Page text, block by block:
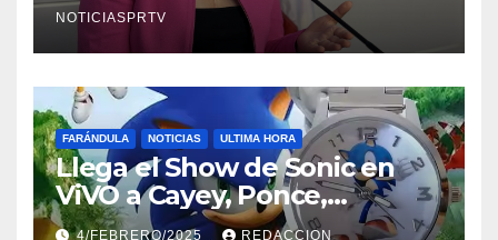
NOTICIASPRTV
FARÁNDULA NOTICIAS ULTIMA HORA
Llega el Show de Sonic en
ViVO a Cayey, Ponce,
Barceloneta y Humacao,
4/FEBRERO/2025 REDACCION